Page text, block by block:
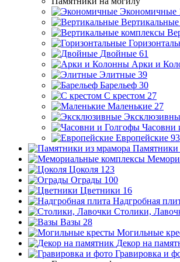
Экономичные
Вертикальные
Двойные 61
Арки и
Элитные 39
Барельеф 30
С крестом 27
Маленькие 27
Часовни
Европейские 93
Памятники
Цоколя 123
Ограды 100
Цветники 16
Надгробная
Столики,
Вазы 28
Могильные
Декор на
Гравировка и